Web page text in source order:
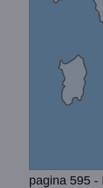
pagina 595 -